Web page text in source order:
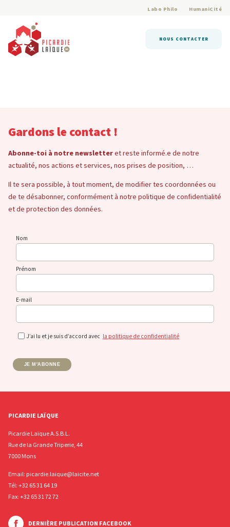
Labo Philo HumaniCité
NOUS CONTACTER
Gardons le contact !
Abonne-toi à notre newsletteret reste informé.e de notre
actualité, nos actions et services, nos prises de position, …
Il te sera possible, à tout moment, de modifier tes coordonnées ou
de te désabonner, conformément à notre politique de confidentialité
et de protection des données.
Nom
Prénom
E-mail
J’ai lu et je suis d’accord avec la politique de confidentialité
JE M'ABONNE
PICARDIE LAÏQUE
Picardie Laïque A.S.B.L.
Rue de la Grande Triperie, 44
7000 Mons
Email: picardie.laique@laicite.net
Tél: +32 65 31 64 19
Fax: +32 65 31 72 72
DERNIÈRE PUBLICATION FACEBOOK